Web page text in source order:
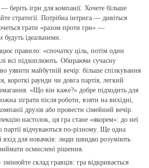
беріть ігри для компанії. Хочете більше
стратегії. Потрібна інтрига — дивіться
грати «разом проти гри» —
будуть ідеальними.
правило: «спочатку ціль, потім один
всі підхоплюють. Обираючи сучасну
уявити майбутній вечір: більше спілкування
короткі раунди чи довга партія, легкий
«Що він каже?» добре підходить для
зіграти після роботи, взяти на вихідні,
друзів або провести сімейний вечір.
настолок, ця гра стане «якорем»: до неї
партії відчуваються по‑різному. Ще одна
для новачків: люди швидко розуміють
осмислені рішення.
склад гравців: гра відкривається